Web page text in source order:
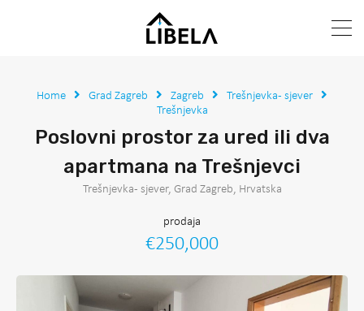
Home Grad Zagreb Zagreb
Trešnjevka - sjever
Trešnjevka
Poslovni prostor za ured ili dva
apartmana na Trešnjevci
Trešnjevka - sjever, Grad Zagreb, Hrvatska
prodaja
€250,000